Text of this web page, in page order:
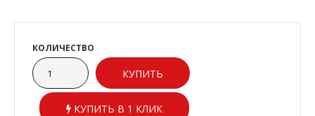
КОЛИЧЕСТВО
КУПИТЬ В 1 КЛИК